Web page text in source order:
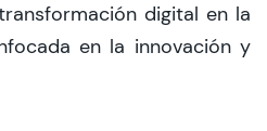
digital en la
en la innovación y